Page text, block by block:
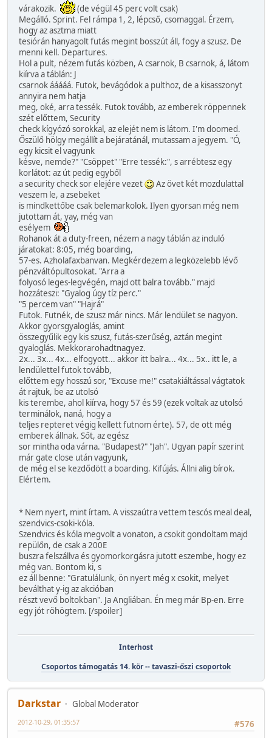
várakozik.
(de végül 45 perc volt csak)
Megálló. Sprint. Fel rámpa 1, 2, lépcső, csomaggal. Érzem,
hogy az asztma miatt
tesiórán hanyagolt futás megint bosszút áll, fogy a szusz. De
menni kell. Departures.
Hol a pult, nézem futás közben, A csarnok, B csarnok, á, látom
kiírva a táblán: J
csarnok ááááá. Futok, bevágódok a pulthoz, de a kisasszonyt
annyira nem hatja
meg, oké, arra tessék. Futok tovább, az emberek röppennek
szét előttem, Security
check kígyózó sorokkal, az elejét nem is látom. I'm doomed.
Őszülő hölgy megállít a bejáratánál, mutassam a jegyem. "Ó,
egy kicsit el vagyunk
késve, nemde?" "Csöppet" "Erre tessék:", s arrébtesz egy
korlátot: az út pedig egyből
a security check sor elejére vezet
Az övet két mozdulattal
veszem le, a zsebeket
is mindkettőbe csak belemarkolok. Ilyen gyorsan még nem
jutottam át, yay, még van
esélyem
Rohanok át a duty-freen, nézem a nagy táblán az induló
járatokat: 8:05, még boarding,
57-es. Azholafaxbanvan. Megkérdezem a legközelebb lévő
pénzváltópultosokat. "Arra a
folyosó leges-legvégén, majd ott balra tovább." majd
hozzáteszi: "Gyalog úgy tíz perc."
"5 percem van" "Hajrá"
Futok. Futnék, de szusz már nincs. Már lendület se nagyon.
Akkor gyorsgyaloglás, amint
összegyűlik egy kis szusz, futás-szerűség, aztán megint
gyaloglás. Mekkorarohadtnagyez.
2x... 3x... 4x... elfogyott... akkor itt balra... 4x... 5x.. itt le, a
lendülettel futok tovább,
előttem egy hosszú sor, "Excuse me!" csatakiáltással vágtatok
át rajtuk, be az utolsó
kis terembe, ahol kiírva, hogy 57 és 59 (ezek voltak az utolsó
terminálok, naná, hogy a
teljes repteret végig kellett futnom érte). 57, de ott még
emberek állnak. Sőt, az egész
sor mintha oda várna. "Budapest?" "Jah". Ugyan papír szerint
már gate close után vagyunk,
de még el se kezdődött a boarding. Kifújás. Állni alig bírok.
Elértem.
* Nem nyert, mint írtam. A visszaútra vettem tescós meal deal,
szendvics-csoki-kóla.
Szendvics és kóla megvolt a vonaton, a csokit gondoltam majd
repülőn, de csak a 200E
buszra felszállva és gyomorkorgásra jutott eszembe, hogy ez
még van. Bontom ki, s
ez áll benne: "Gratulálunk, ön nyert még x csokit, melyet
beválthat y-ig az akcióban
részt vevő boltokban". Ja Angliában. Én meg már Bp-en. Erre
egy jót röhögtem. [/spoiler]
Interhost
Csoportos támogatás 14. kör -- tavaszi-őszi csoportok
Darkstar
Global Moderator
#576
2012-10-29, 01:35:57